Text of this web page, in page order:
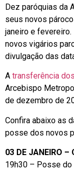
Dez paróquias da
seus novos
janeiro e
novos vigários
divulgação das
A transferência
Arcebispo
de dezembro de
Confira abaixo as
posse dos novos
03 DE JANEIRO –
19h30 – Posse do